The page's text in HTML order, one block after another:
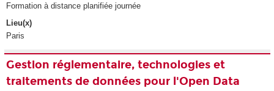
Formation à distance planifiée journée
Lieu(x)
Paris
Gestion réglementaire, technologies et
traitements de données pour l'Open Data